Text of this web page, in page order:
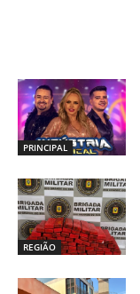
PRINCIPAL
REGIÃO